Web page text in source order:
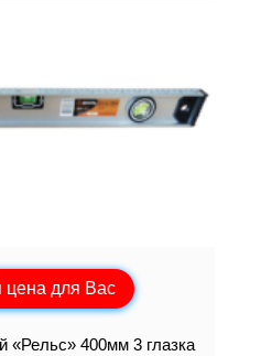
цена для Вас
«Рельс» 400мм 3 глазка